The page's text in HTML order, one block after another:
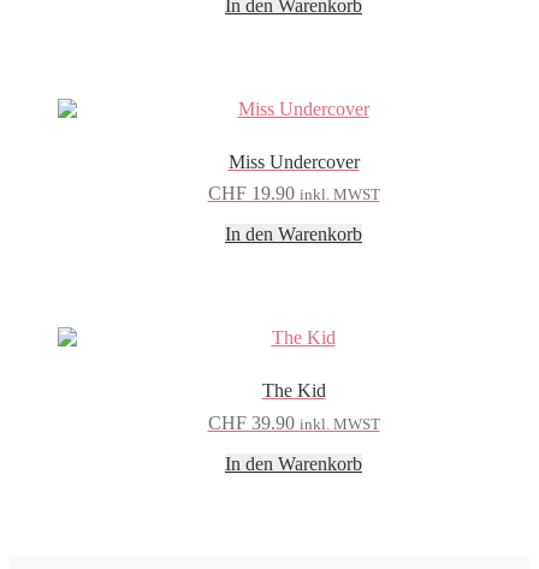
In den Warenkorb
Miss Undercover
CHF19.90 inkl. MWST
In den Warenkorb
The Kid
CHF39.90 inkl. MWST
In den Warenkorb